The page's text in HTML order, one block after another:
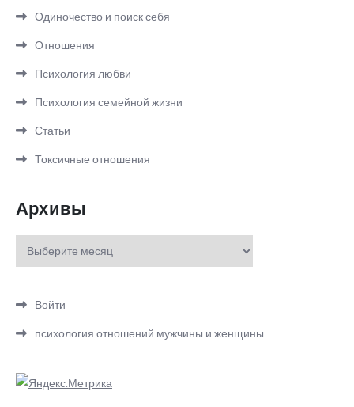
Одиночество и поиск себя
Отношения
Психология любви
Психология семейной жизни
Статьи
Токсичные отношения
Архивы
Архивы
Войти
психология отношений мужчины и женщины